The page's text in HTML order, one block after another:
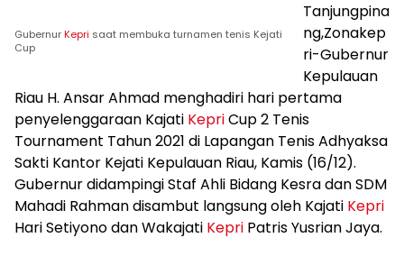
GubernurKepri saat membuka turnamen tenis Kejati
Cup
Tanjungpina
ng,Zonakep
ri-Gubernur
Kepulauan
Riau H. Ansar Ahmad menghadiri hari pertama
penyelenggaraan Kajati KepriCup 2 Tenis
Tournament Tahun 2021 di Lapangan Tenis Adhyaksa
Sakti Kantor Kejati Kepulauan Riau, Kamis (16/12).
Gubernur didampingi Staf Ahli Bidang Kesra dan SDM
Mahadi Rahman disambut langsung oleh Kajati Kepri
Hari Setiyono dan Wakajati Kepri Patris Yusrian Jaya.